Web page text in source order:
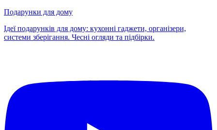
Подарунки для дому
Ідеї подарунків для дому: кухонні гаджети, організери,
системи зберігання. Чесні огляди та підбірки.